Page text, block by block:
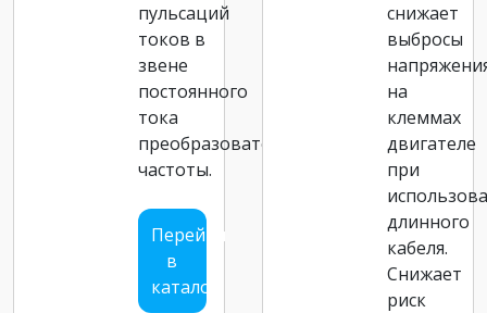
пульсаций
токов в
звене
постоянного
тока
преобразователя
частоты.
Перейти
в
каталог
снижает
выбросы
на
клеммах
двигателе
при
длинного
кабеля.
Снижает
риск